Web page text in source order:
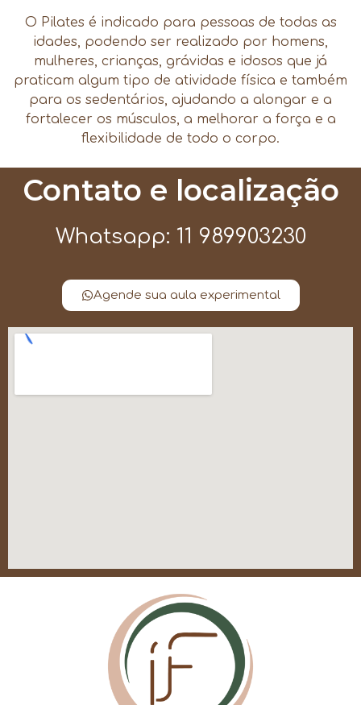
O Pilates é indicado para pessoas de todas as
idades, podendo ser realizado por homens,
mulheres, crianças, grávidas e idosos que já
praticam algum tipo de atividade física e também
para os sedentários, ajudando a alongar e a
fortalecer os músculos, a melhorar a força e a
flexibilidade de todo o corpo.
Contato e localização
Whatsapp: 11 989903230
Agende sua aula experimental